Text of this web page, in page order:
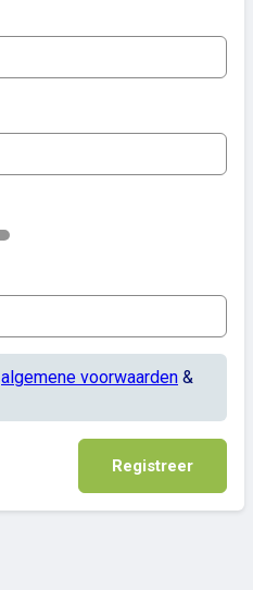
algemene voorwaarden &
Registreer